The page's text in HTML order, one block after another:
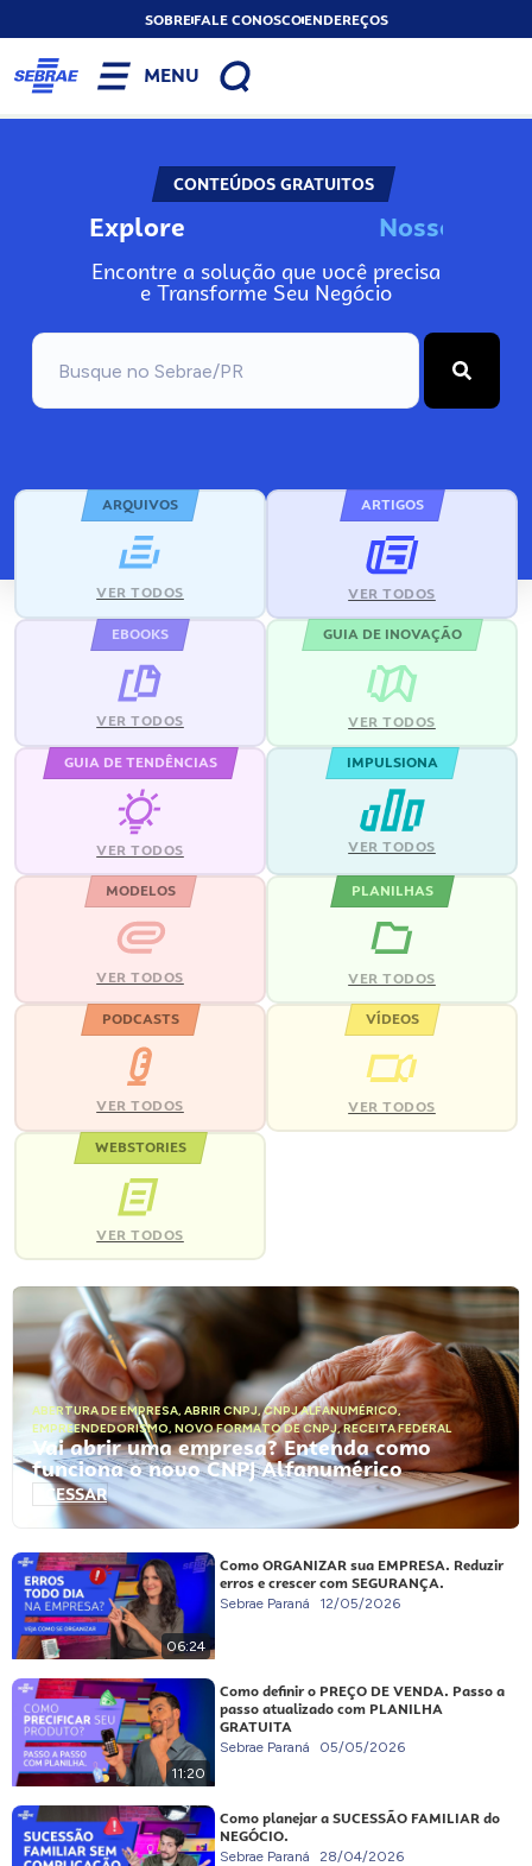
SOBREFALE CONOSCOENDEREÇOS
MENU
CONTEÚDOS GRATUITOS
Explore Nosso
Encontre a solução que você precisa
e Transforme Seu Negócio
ARQUIVOS
VER TODOS
ARTIGOS
VER TODOS
EBOOKS
VER TODOS
GUIA DE INOVAÇÃO
VER TODOS
GUIA DE TENDÊNCIAS
VER TODOS
IMPULSIONA
VER TODOS
MODELOS
VER TODOS
PLANILHAS
VER TODOS
PODCASTS
VER TODOS
VÍDEOS
VER TODOS
WEBSTORIES
VER TODOS
ABERTURA DE EMPRESA, ABRIR CNPJ,CNPJ ALFANUMÉRICO,
EMPREENDEDORISMO, NOVO FORMATO DE CNPJ,RECEITA FEDERAL
Vai abrir uma empresa? Entenda como
funciona o novo CNPJ Alfanumérico
ACESSAR
06:24
Como ORGANIZAR sua EMPRESA. Reduzir
erros e crescer com SEGURANÇA.
Sebrae Paraná 12/05/2026
11:20
Como definir o PREÇO DE VENDA. Passo a
passo atualizado com PLANILHA
GRATUITA
Sebrae Paraná 05/05/2026
Como planejar a SUCESSÃO FAMILIAR do
NEGÓCIO.
Sebrae Paraná 28/04/2026